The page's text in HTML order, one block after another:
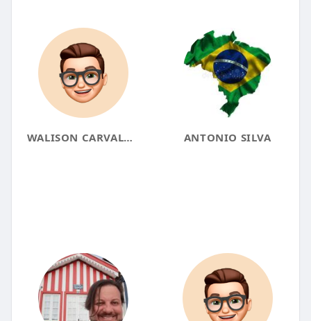
WALISON CARVALHO ANTONIO SILVA